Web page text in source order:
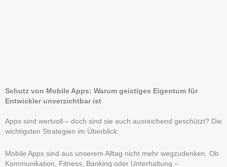
Schutz von Mobile Apps: Warum geistiges Eigentum für
Entwickler unverzichtbar ist
Apps sind wertvoll – doch sind sie auch ausreichend geschützt? Die
wichtigsten Strategien im Überblick.
Mobile Apps sind aus unserem Alltag nicht mehr wegzudenken. Ob
Kommunikation, Fitness, Banking oder Unterhaltung –